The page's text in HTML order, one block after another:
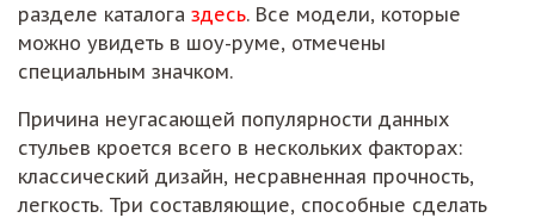
разделе каталога здесь. Все модели, которые
можно увидеть в шоу-руме, отмечены
специальным значком.
Причина неугасающей популярности данных
стульев кроется всего в нескольких факторах:
классический дизайн, несравненная прочность,
легкость. Три составляющие, способные сделать